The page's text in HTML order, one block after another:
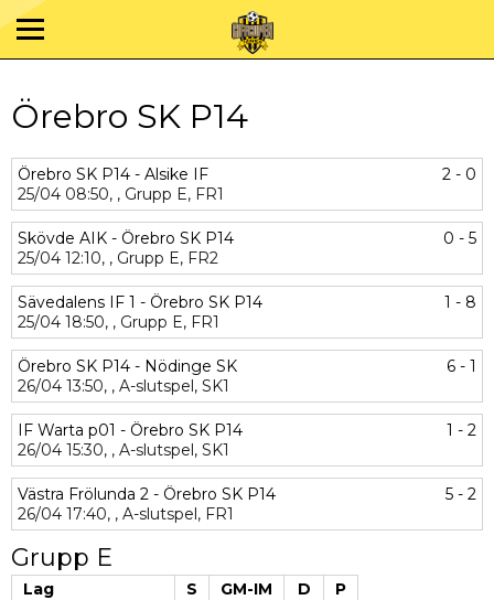
Örebro SK P14
Örebro SK P14 - Alsike IF
2 - 0
25/04 08:50, , Grupp E, FR1
Skövde AIK - Örebro SK P14
0 - 5
25/04 12:10, , Grupp E, FR2
Sävedalens IF 1 - Örebro SK P14
1 - 8
25/04 18:50, , Grupp E, FR1
Örebro SK P14 - Nödinge SK
6 - 1
26/04 13:50, , A-slutspel, SK1
IF Warta p01 - Örebro SK P14
1 - 2
26/04 15:30, , A-slutspel, SK1
Västra Frölunda 2 - Örebro SK P14
5 - 2
26/04 17:40, , A-slutspel, FR1
Grupp E
Lag S GM-IM D
P